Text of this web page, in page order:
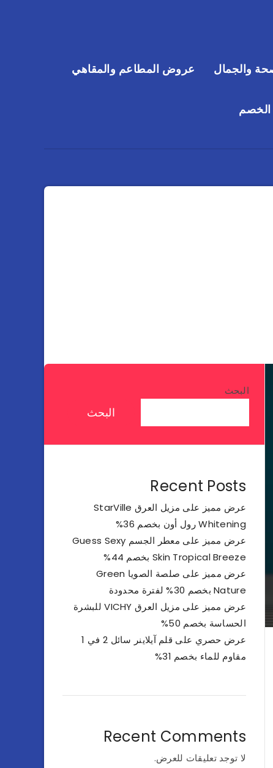
والجمال عروض المطاعم والمقاهي
الخصم
البحث
البحث
Recent Posts
عرض مميز على مزيل العرق StarVille
Whitening رول أون بخصم 36%
عرض مميز على معطر الجسم Guess Sexy
Skin Tropical Breeze بخصم 44%
عرض مميز على صلصة الصويا Green
Nature بخصم 30% لفترة محدودة
عرض مميز على مزيل العرق VICHY للبشرة
الحساسة بخصم 50%
عرض حصري على قلم آيلاينر سائل 2 في 1
مقاوم للماء بخصم 31%
Recent Comments
لا توجد تعليقات للعرض.